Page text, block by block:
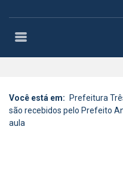
Você está em: Prefeitura
são recebidos pelo Prefeito
aula